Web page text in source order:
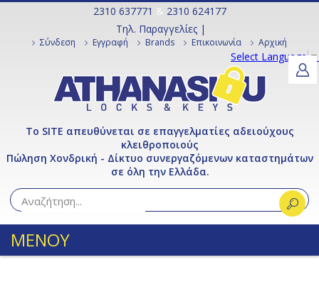
2310 637771 & 2310 624177
Τηλ. Παραγγελίες |
Σύνδεση Εγγραφή Brands Επικοινωνία Αρχική
Select Language▼
Το SITE απευθύνεται σε επαγγελματίες αδειούχους
κλειθροποιούς
Πώληση Χονδρική - Δίκτυο συνεργαζόμενων καταστημάτων
σε όλη την Ελλάδα.
ΜΕΝΟΥ